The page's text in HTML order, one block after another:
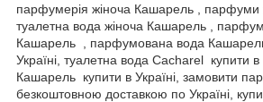
парфумерія жіноча Кашарель , парфуми
туалетна вода жіноча Кашарель ,
Кашарель , парфумована вода
Україні, туалетна вода Cacharel купити
Кашарель купити в Україні, замовити
безкоштовною доставкою по Україні,